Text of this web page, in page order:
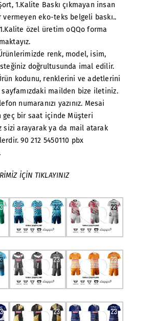
1.Kalite Baskı çıkmayan insan
vermeyen eko-teks belgeli baskı..
özel üretim oQQo forma
renk, model, isim,
doğrultusunda imal edilir.
kodunu, renklerini ve adetlerini
mailden bize iletiniz.
numaranızı yazınız. Mesai
geç bir saat içinde Müşteri
sizi arayarak ya da mail atarak
90 212 5450110 pbx
İÇİN TIKLAYINIZ